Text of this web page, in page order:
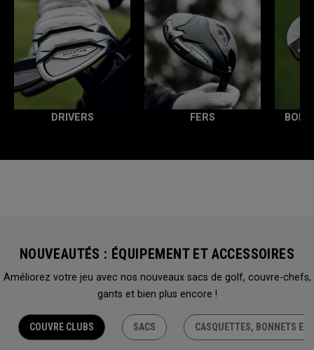
DRIVERS FERS BOIS
NOUVEAUTÉS : ÉQUIPEMENT ET ACCESSOIRES
Améliorez votre jeu avec nos nouveaux sacs de golf, couvre-chefs,
gants et bien plus encore !
COUVRE CLUBS SACS CASQUETTES, BONNETS ET